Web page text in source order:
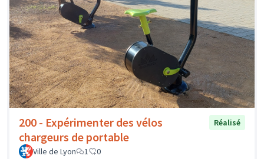
200 - Expérimenter des vélos
chargeurs de portable
Réalisé
Ville de Lyon 1 0